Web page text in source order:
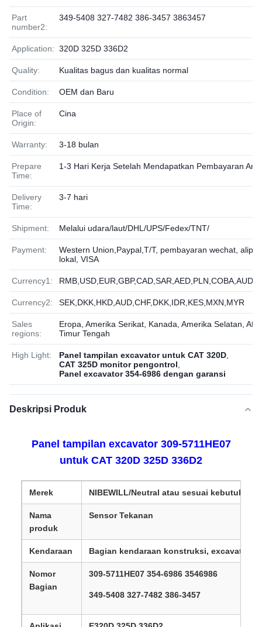
Part
number2:
349-5408 327-7482 386-3457 3863457
Application: 320D 325D 336D2
Quality: Kualitas bagus dan kualitas normal
Condition: OEM dan Baru
Place of
Origin:
Cina
Warranty: 3-18 bulan
Prepare
Time:
1-3 Hari Kerja Setelah Mendapatkan Pembayaran
Delivery
Time:
3-7 hari
Shipment: Melalui udara/laut/DHL/UPS/Fedex/TNT/
Payment:
Western Union,Paypal,T/T, pembayaran wechat,
lokal, VISA
Currency1:
Currency2: SEK,DKK,HKD,AUD,CHF,DKK,IDR,KES,MXN,MYR
Sales
regions:
Eropa, Amerika Serikat, Kanada, Amerika Selatan,
Timur Tengah
High Light: Panel tampilan excavator untuk CAT 320D
CAT 325D monitor pengontrol
Panel excavator 354-6986 dengan garansi
Deskripsi Produk
Panel tampilan excavator 309-5711HE07
untuk CAT 320D 325D 336D2
Merek NIBEWILL/Neutral atau sesuai kebutuhan
Nama
produk
Sensor Tekanan
Kendaraan Bagian kendaraan konstruksi, excavator,
Nomor
Bagian
309-5711HE07 354-6986 3546986
349-5408 327-7482 386-3457